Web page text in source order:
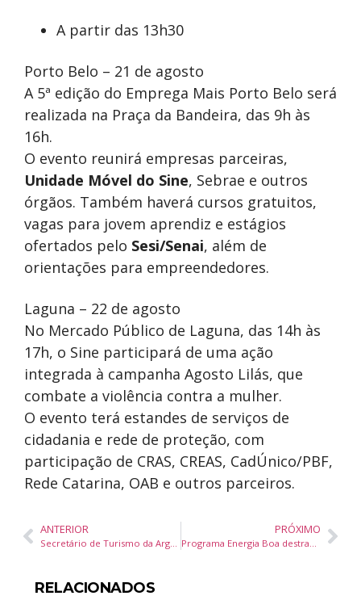
A partir das 13h30
Porto Belo – 21 de agosto
A 5ª edição do Emprega Mais Porto Belo será
realizada na Praça da Bandeira, das 9h às
16h.
O evento reunirá empresas parceiras,
Unidade Móvel do Sine, Sebrae e outros
órgãos. Também haverá cursos gratuitos,
vagas para jovem aprendiz e estágios
ofertados pelo Sesi/Senai, além de
orientações para empreendedores.
Laguna – 22 de agosto
No Mercado Público de Laguna, das 14h às
17h, o Sine participará de uma ação
integrada à campanha Agosto Lilás, que
combate a violência contra a mulher.
O evento terá estandes de serviços de
cidadania e rede de proteção, com
participação de CRAS, CREAS, CadÚnico/PBF,
Rede Catarina, OAB e outros parceiros.
ANTERIOR
Secretário de Turismo da Argentina convida governador Jorginho Mello para missão oficial em Buenos Aires
PRÓXIMO
Programa Energia Boa destrava investimentos e beneficia 48 hidrelétricas em Santa Catarina
RELACIONADOS